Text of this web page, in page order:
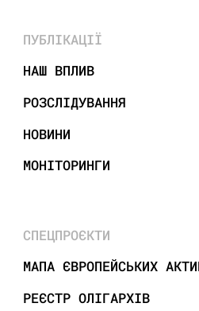
ПУБЛІКАЦІЇ
НАШ ВПЛИВ
РОЗСЛІДУВАННЯ
НОВИНИ
МОНІТОРИНГИ
СПЕЦПРОЄКТИ
МАПА ЄВРОПЕЙСЬКИХ
РЕЄСТР ОЛІГАРХІВ